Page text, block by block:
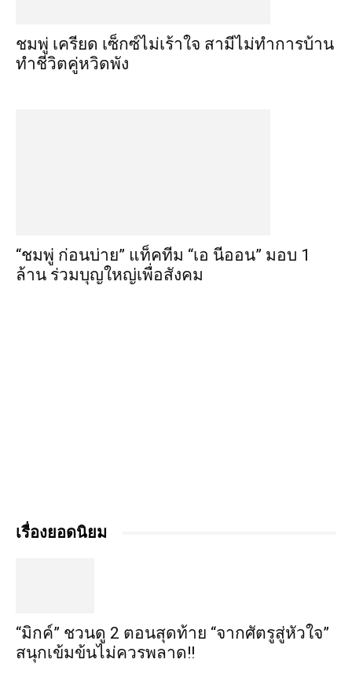
ชมพู่ เครียด เซ็กซ์ไม่เร้าใจ สามีไม่ทำการบ้าน
ทำชีวิตคู่หวิดพัง
“ชมพู่ ก่อนบ่าย” แท็คทีม “เอ นีออน” มอบ 1
ล้าน ร่วมบุญใหญ่เพื่อสังคม
เรื่องยอดนิยม
“มิกค์” ชวนดู 2 ตอนสุดท้าย “จากศัตรูสู่หัวใจ”
สนุกเข้มข้นไม่ควรพลาด!!